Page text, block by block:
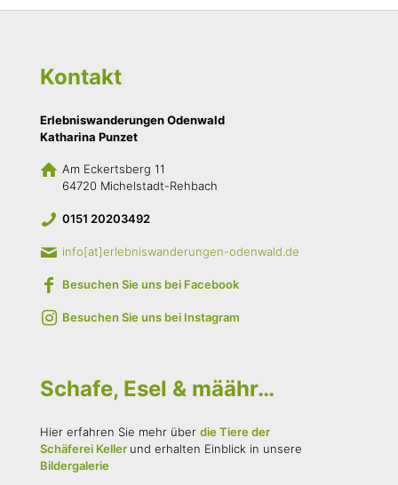
Kontakt
Erlebniswanderungen Odenwald
Katharina Punzet
Am Eckertsberg 11
64720 Michelstadt-Rehbach
0151 20203492
info[at]erlebniswanderungen-odenwald.de
Besuchen Sie uns bei Facebook
Besuchen Sie uns bei Instagram
Schafe, Esel & määhr…
Hier erfahren Sie mehr über die Tiere der
Schäferei Keller und erhalten Einblick in unsere
Bildergalerie